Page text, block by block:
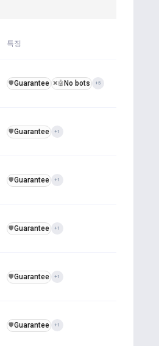
특징
️🛡️Guarantee ❌🤖 No bots +5
️🛡️Guarantee +1
️🛡️Guarantee +1
️🛡️Guarantee +1
️🛡️Guarantee +1
️🛡️Guarantee +1